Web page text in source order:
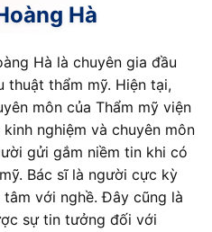
Hà
Hà là chuyên gia đầu
thuật thẩm mỹ. Hiện tại,
môn của Thẩm mỹ viện
nghiệm và chuyên môn
gửi gắm niềm tin khi có
Bác sĩ là người cực kỳ
với nghề. Đây cũng là
sự tin tưởng đối với